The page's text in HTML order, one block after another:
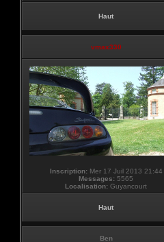
Haut
vmax330
Inscription:Mer 17 Juil 2013 21:44
Messages: 5565
Localisation: Guyancourt
Haut
Ben